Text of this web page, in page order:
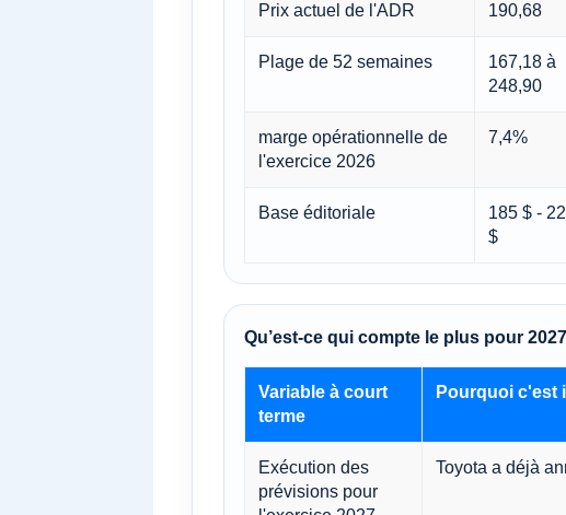
Prix ​​actuel de l'ADR 190,68
Plage de 52 semaines
167,18 à
248,90
marge opérationnelle de
l'exercice 2026
7,4%
Base éditoriale
185 $ -
$
Qu’est-ce qui compte le plus pour
Variable à court
terme
Pourquoi c'est
Exécution des
prévisions pour
Toyota a déjà